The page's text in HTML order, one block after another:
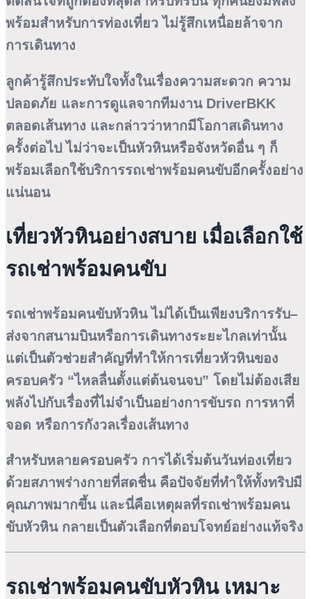
พร้อมสำหรับการท่องเที่ยว ไม่รู้สึกเหนื่อยล้าจาก
การเดินทาง
ลูกค้ารู้สึกประทับใจทั้งในเรื่องความสะดวก ความ
ปลอดภัย และการดูแลจากทีมงาน DriverBKK
ตลอดเส้นทาง และกล่าวว่าหากมีโอกาสเดินทาง
ครั้งต่อไป ไม่ว่าจะเป็นหัวหินหรือจังหวัดอื่น ๆ ก็
พร้อมเลือกใช้บริการรถเช่าพร้อมคนขับอีกครั้งอย่าง
แน่นอน
เที่ยวหัวหินอย่างสบาย เมื่อเลือกใช้
รถเช่าพร้อมคนขับ
รถเช่าพร้อมคนขับหัวหิน ไม่ได้เป็นเพียงบริการรับ–
ส่งจากสนามบินหรือการเดินทางระยะไกลเท่านั้น
แต่เป็นตัวช่วยสำคัญที่ทำให้การเที่ยวหัวหินของ
ครอบครัว “ไหลลื่นตั้งแต่ต้นจนจบ” โดยไม่ต้องเสีย
พลังไปกับเรื่องที่ไม่จำเป็นอย่างการขับรถ การหาที่
จอด หรือการกังวลเรื่องเส้นทาง
สำหรับหลายครอบครัว การได้เริ่มต้นวันท่องเที่ยว
ด้วยสภาพร่างกายที่สดชื่น คือปัจจัยที่ทำให้ทั้งทริปมี
คุณภาพมากขึ้น และนี่คือเหตุผลที่รถเช่าพร้อมคน
ขับหัวหิน กลายเป็นตัวเลือกที่ตอบโจทย์อย่างแท้จริง
รถเช่าพร้อมคนขับหัวหิน เหมาะ